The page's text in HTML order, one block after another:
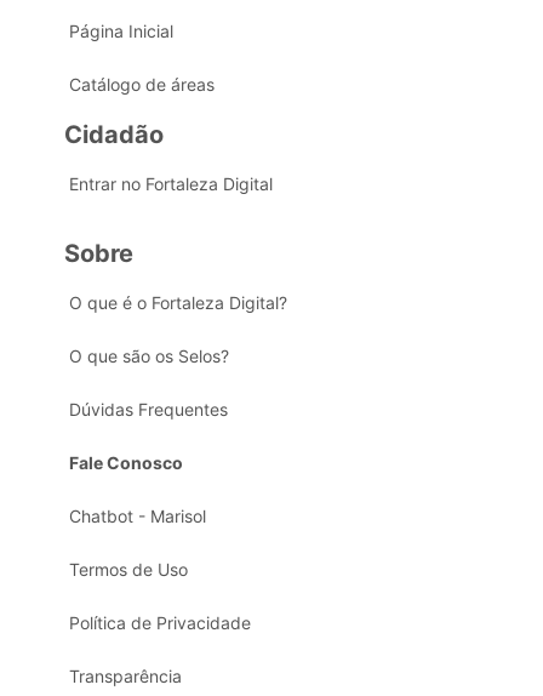
Página Inicial
Catálogo de áreas
Cidadão
Entrar no Fortaleza Digital
Sobre
O que é o Fortaleza Digital?
O que são os Selos?
Dúvidas Frequentes
Fale Conosco
Chatbot - Marisol
Termos de Uso
Política de Privacidade
Transparência